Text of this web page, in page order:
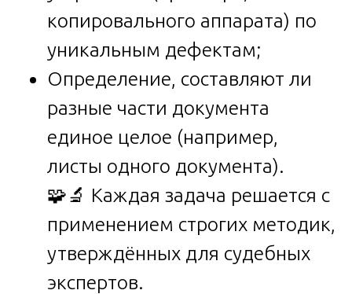
копировального аппарата) по
уникальным дефектам;
Определение, составляют ли
разные части документа
единое целое (например,
листы одного документа).
🧩🔬 Каждая задача решается с
применением строгих методик,
утверждённых для судебных
экспертов.